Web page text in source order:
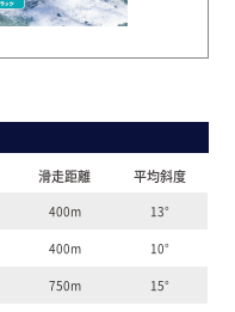
滑走距離 平均斜度
400m 13°
400m 10°
750m 15°